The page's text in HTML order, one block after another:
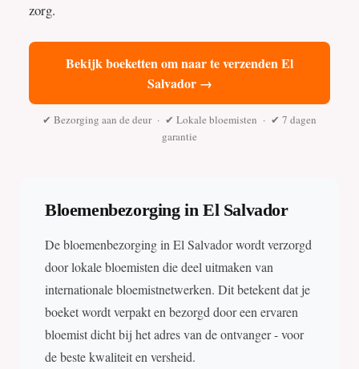
zorg.
Bekijk boeketten om naar te verzenden El
Salvador →
✔ Bezorging aan de deur · ✔ Lokale bloemisten · ✔ 7 dagen
garantie
Bloemenbezorging in El Salvador
De bloemenbezorging in El Salvador wordt verzorgd
door lokale bloemisten die deel uitmaken van
internationale bloemistnetwerken. Dit betekent dat je
boeket wordt verpakt en bezorgd door een ervaren
bloemist dicht bij het adres van de ontvanger - voor
de beste kwaliteit en versheid.